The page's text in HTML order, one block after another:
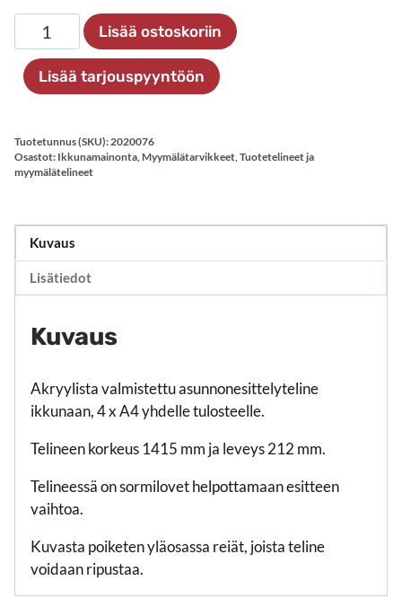
Asunnonesittelyteline
4
A4
Lisää ostoskoriin
Lisää tarjouspyyntöön
Tuotetunnus (SKU): 2020076
Osastot: Ikkunamainonta Myymälätarvikkeet Tuotetelineet ja
myymälätelineet
Kuvaus
Lisätiedot
Kuvaus
Akryylista valmistettu asunnonesittelyteline
ikkunaan, 4 x A4 yhdelle tulosteelle.
Telineen korkeus 1415 mm ja leveys 212 mm.
Telineessä on sormilovet helpottamaan esitteen
vaihtoa.
Kuvasta poiketen yläosassa reiät, joista teline
voidaan ripustaa.